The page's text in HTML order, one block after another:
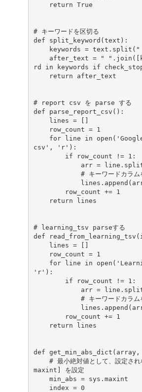
return True
# キーワードを区切る
def
split_keyword (text ):
keywords = text . split ( "
after_text = " " . join ([
rd
in keywords if
return
after_text
# report csv を parse する
def
parse_report_csv ():
lines =
[]
row_count =
1
for
line in open (
csv' , 'r' ):
if
row_count != 1 :
arr = line .
# キーワードカラム
lines . append (
row_count +=
1
return
lines
# learning_tsv parseする
def
read_from_learning_tsv (
lines =
[]
row_count =
1
for
line in open (
'r' ):
if
row_count != 1 :
arr = line .
# キーワードカラム
lines . append (
row_count +=
1
return
lines
def get_min_abs_dict ( array,
# 最小絶対値として、設定さ
maxint] を設定
min_abs = sys . maxint
index = 0